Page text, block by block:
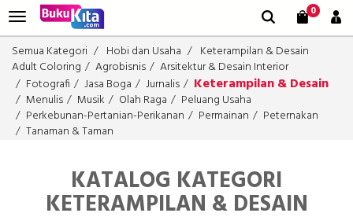
0
Semua Kategori Hobi dan Usaha
Keterampilan & Desain
Adult Coloring
Agrobisnis
Arsitektur & Desain Interior
Fotografi
Jasa Boga Jurnalis Keterampilan & Desain
Menulis Musik Olah Raga
Peluang Usaha
Perkebunan-Pertanian-Perikanan
Permainan
Peternakan
Tanaman & Taman
KATALOG KATEGORI
KETERAMPILAN & DESAIN